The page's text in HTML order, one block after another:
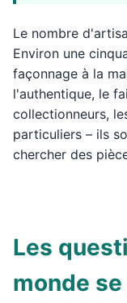
Le nombre
Environ une
façonnage à la
l'authentique, le
collectionneurs,
particuliers – ils
chercher des
Les
monde